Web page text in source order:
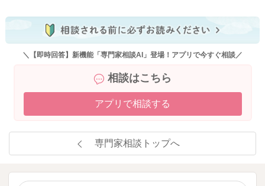
＼【即時回答】新機能「専門家相談AI」登場！アプリで今すぐ相談／
相談はこちら
アプリで相談する
専門家相談トップへ